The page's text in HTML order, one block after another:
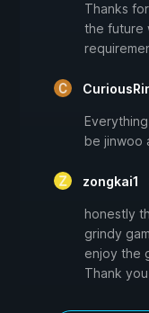
Thanks
the future
be jinwoo
zongkai1
honestly
grindy
enjoy the
Thank